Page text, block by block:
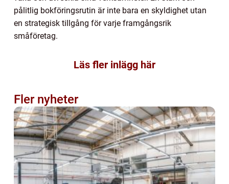
pålitlig bokföringsrutin är inte bara en skyldighet utan
en strategisk tillgång för varje framgångsrik
småföretag.
Läs fler inlägg här
Fler nyheter